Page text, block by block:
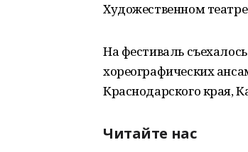
Художественном
На фестиваль
хореографических
Краснодарского края,
Читайте нас